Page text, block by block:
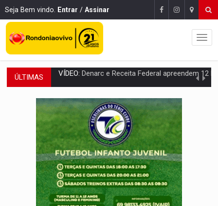
Seja Bem vindo. Entrar / Assinar
ÚLTIMAS OPERAÇÃO DA PC:Membros do CV são presos com armas e drogas após
ENTRADA GRATUITA:Espetáculo As Marias Somos Nós será
VÍDEO: Três são presos após furto de motocicleta em frente
CELEBRAÇÃO:Cerejeiras completa 43 anos de emancipação com
SAÚDE:Anvisa desmente boato sobre presença de plástico ou
VÍDEO:Pitbulls fogem de residência e atacam casal de idosos
AÇÃO CONJUNTA:Forças policiais apreendem cerca de 1kg de